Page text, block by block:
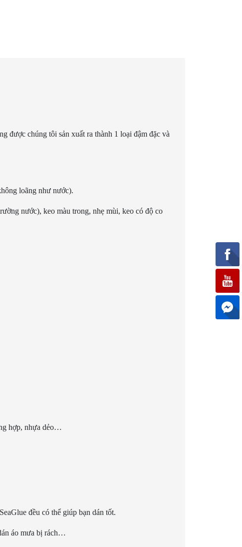
được chúng tôi sản xuất ra thành 1 loại đậm đặc và
loãng như nước).
nước), keo màu trong, nhẹ mùi, keo có độ co
hợp, nhựa dẻo…
đều có thể giúp bạn dán tốt.
áo mưa bị rách…